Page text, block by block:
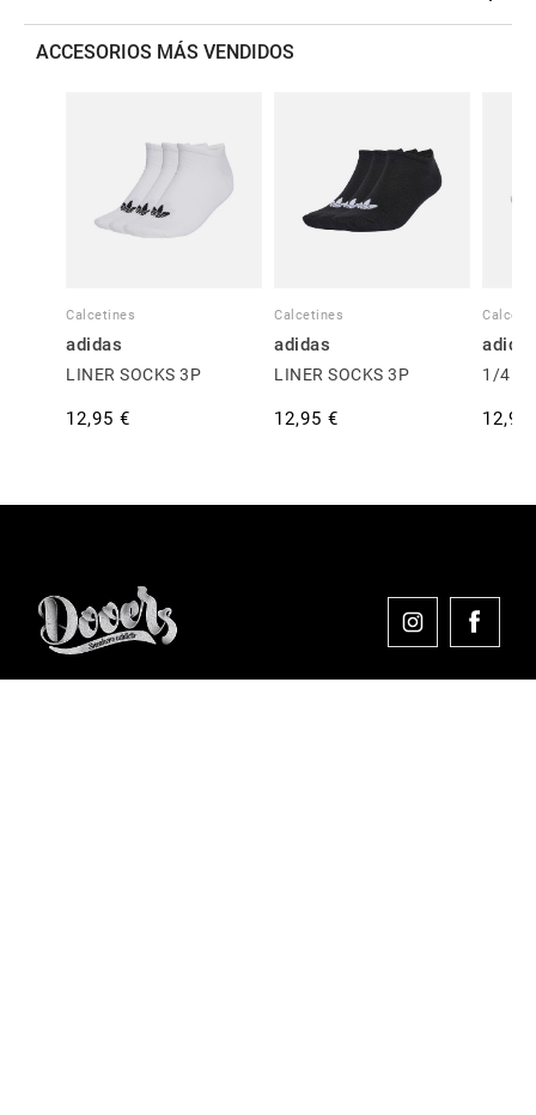
ACCESORIOS MÁS VENDIDOS
Calcetines
adidas
LINER SOCKS 3P
12,95 €
Calcetines
adidas
LINER SOCKS 3P
12,95 €
1/4
12,95